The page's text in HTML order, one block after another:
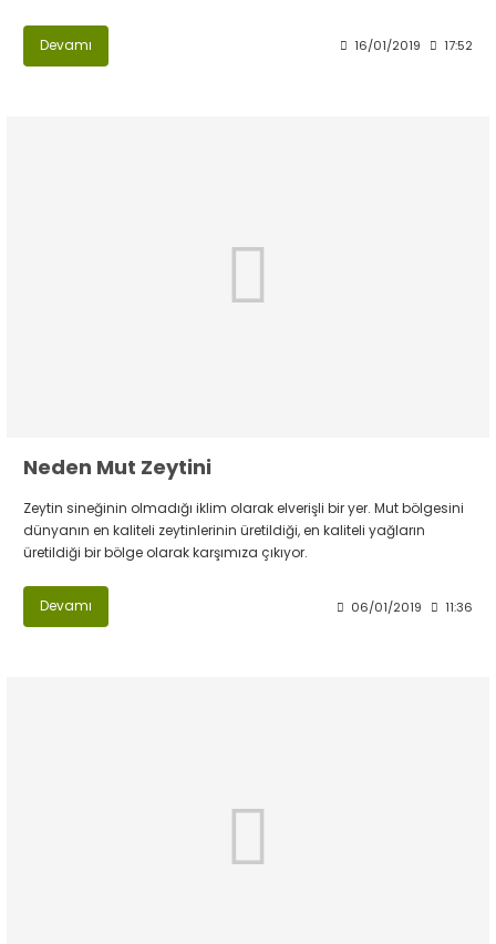
Devamı 16/01/2019 17:52
Neden Mut Zeytini
Zeytin sineğinin olmadığı iklim olarak elverişli bir yer. Mut bölgesini
dünyanın en kaliteli zeytinlerinin üretildiği, en kaliteli yağların
üretildiği bir bölge olarak karşımıza çıkıyor.
Devamı 06/01/2019 11:36